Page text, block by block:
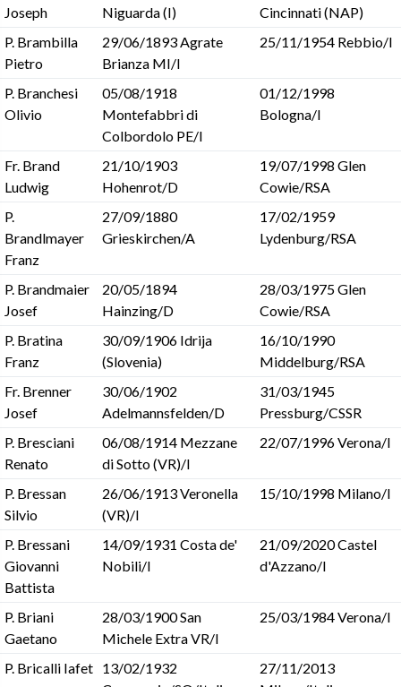
Joseph
Niguarda (I)
Cincinnati (NAP)
P. Brambilla
Pietro
29/06/1893 Agrate
Brianza MI/I
25/11/1954 Rebbio/I
P. Branchesi
Olivio
05/08/1918
Montefabbri di
Colbordolo PE/I
01/12/1998
Bologna/I
Fr. Brand
Ludwig
21/10/1903
Hohenrot/D
19/07/1998 Glen
Cowie/RSA
P.
Brandlmayer
Franz
27/09/1880
Grieskirchen/A
17/02/1959
Lydenburg/RSA
P. Brandmaier
Josef
20/05/1894
Hainzing/D
28/03/1975 Glen
Cowie/RSA
P. Bratina
Franz
30/09/1906 Idrija
(Slovenia)
16/10/1990
Middelburg/RSA
Fr. Brenner
Josef
30/06/1902
Adelmannsfelden/D
31/03/1945
Pressburg/CSSR
P. Bresciani
Renato
06/08/1914 Mezzane
di Sotto (VR)/I
22/07/1996 Verona/I
P. Bressan
Silvio
26/06/1913 Veronella
(VR)/I
15/10/1998 Milano/I
P. Bressani
Giovanni
Battista
14/09/1931 Costa de'
Nobili/I
21/09/2020 Castel
d'Azzano/I
P. Briani
Gaetano
28/03/1900 San
Michele Extra VR/I
25/03/1984 Verona/I
P. Bricalli Iafet 13/02/1932
27/11/2013